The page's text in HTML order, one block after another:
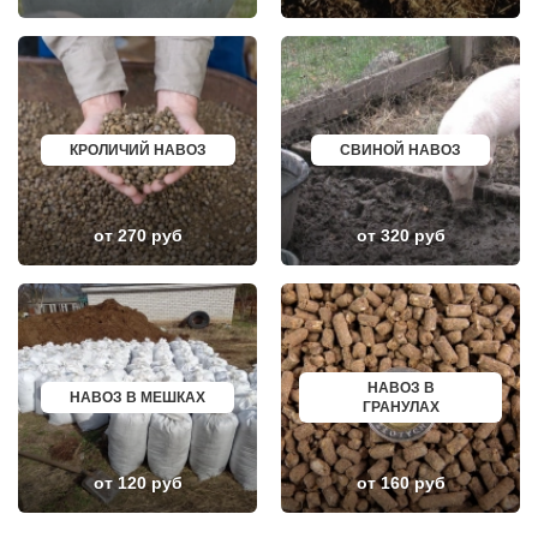
ПОСЕЛОК БИОКОМБИНАТА
ПОСЕЛОК ВОЛОДАРСКОГО
ПОСЕЛОК ВОРОВСКОГО
ПОСЕЛОК ИМ. ЦЮРУПЫ
ПОСЕЛОК ЛЕСНЫЕ ПОЛЯНЫ
ПОСЕЛОК ЛМС
МОСРЕНТГЕН
ПРАВДИНСКИЙ
ПРИВОКЗАЛЬНЫЙ
ПРОЛЕТАРСКИЙ
ПРОТВИНО
ПТИЧНОЕ
ПУЧКОВО
ПУШКИНО
ПУЩИНО
РАДОВИЦКИЙ
РАЗВИЛКА
РАМЕНСКОЕ
РАССУДОВО
РАСТОРОПОВО
РЕММАШ
РЕУТОВ
РЕЧИЦЫ
РЕШЕТНИКОВО
РЖАВКИ
РОГАЧЕВО
НЯГАНЬ
КОЛЬЧУГИНО
КАМЫШИН
ТИХВИН
НОВОШАХТИНСК
ВОЛЬСК
КОНАКОВО
САРАПУЛ
КОМСОМОЛЬСК НА АМУРЕ
КИЗИЛЮРТ
МИХАЙЛОВСК
ПЕТУШКИ
ПРИМОРСКО АХТАРСК
ЛЕСОСИБИРСК
БУДЕННОВСК
КАЛЯЗИН
ГЛАЗОВ
РУБЦОВСК
ГУБКИН
КЛИНЦЫ
УСМАНЬ
КУНГУР
КАЧКАНАР
КОЗЕЛЬСК
ШАРЬЯ
ЧИСТОПОЛЬ
КРОЛИЧИЙ НАВОЗ
от 270 руб
СВИНОЙ НАВОЗ
от 320 руб
НАВОЗ В МЕШКАХ
от 120 руб
НАВОЗ В
ГРАНУЛАХ
от 160 руб